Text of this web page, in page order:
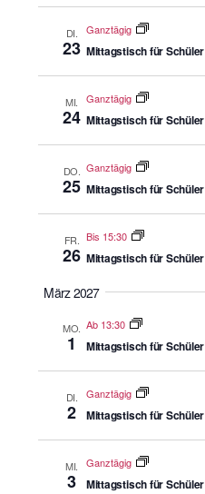
DI.
23
Ganztägig
Mittagstisch für Schüler
MI.
24
Ganztägig
Mittagstisch für Schüler
DO.
25
Ganztägig
Mittagstisch für Schüler
FR.
26
Bis 15:30
Mittagstisch für Schüler
März 2027
MO.
1
Ab 13:30
Mittagstisch für Schüler
DI.
2
Ganztägig
Mittagstisch für Schüler
MI.
3
Ganztägig
Mittagstisch für Schüler